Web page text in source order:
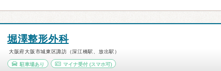
堀澤整形外科
大阪府大阪市城東区諏訪（深江橋駅、放出駅）
駐車場あり マイナ受付(スマホ可)